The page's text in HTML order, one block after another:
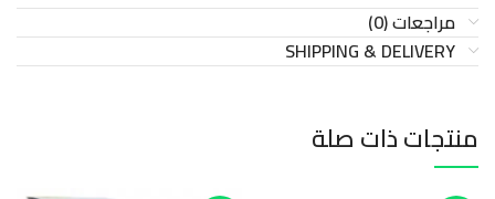
مراجعات (0)
SHIPPING & DELIVERY
منتجات ذات صلة